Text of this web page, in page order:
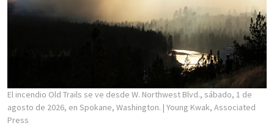
El incendio Old Trails se ve desde W. Northwest Blvd., sábado, 1 de
agosto de 2026, en Spokane, Washington. | Young Kwak, Associated
Press